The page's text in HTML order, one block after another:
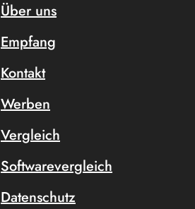
Über uns
Empfang
Kontakt
Werben
Vergleich
Softwarevergleich
Datenschutz